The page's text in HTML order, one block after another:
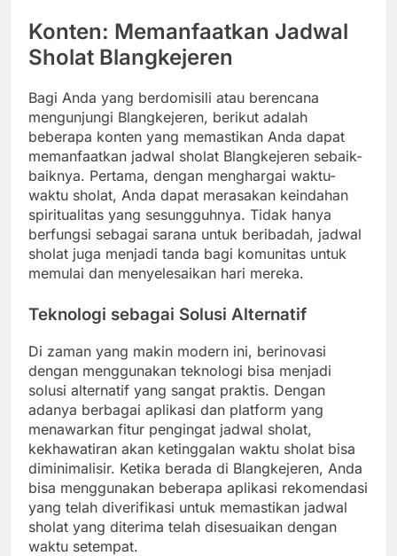
Konten: Memanfaatkan Jadwal
Sholat Blangkejeren
Bagi Anda yang berdomisili atau berencana
mengunjungi Blangkejeren, berikut adalah
beberapa konten yang memastikan Anda dapat
memanfaatkan jadwal sholat Blangkejeren sebaik-
baiknya. Pertama, dengan menghargai waktu-
waktu sholat, Anda dapat merasakan keindahan
spiritualitas yang sesungguhnya. Tidak hanya
berfungsi sebagai sarana untuk beribadah, jadwal
sholat juga menjadi tanda bagi komunitas untuk
memulai dan menyelesaikan hari mereka.
Teknologi sebagai Solusi Alternatif
Di zaman yang makin modern ini, berinovasi
dengan menggunakan teknologi bisa menjadi
solusi alternatif yang sangat praktis. Dengan
adanya berbagai aplikasi dan platform yang
menawarkan fitur pengingat jadwal sholat,
kekhawatiran akan ketinggalan waktu sholat bisa
diminimalisir. Ketika berada di Blangkejeren, Anda
bisa menggunakan beberapa aplikasi rekomendasi
yang telah diverifikasi untuk memastikan jadwal
sholat yang diterima telah disesuaikan dengan
waktu setempat.